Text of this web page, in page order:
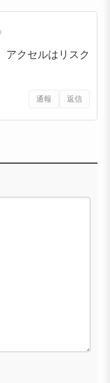
アクセルはリスク
通報 返信